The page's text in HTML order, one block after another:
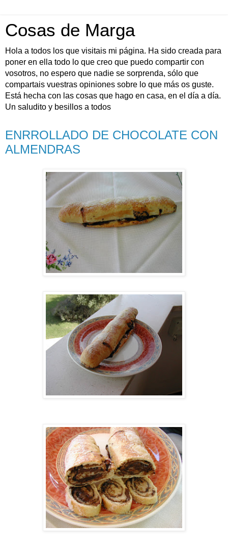
Cosas de Marga
Hola a todos los que visitais mi página. Ha sido creada para
poner en ella todo lo que creo que puedo compartir con
vosotros, no espero que nadie se sorprenda, sólo que
compartais vuestras opiniones sobre lo que más os guste.
Está hecha con las cosas que hago en casa, en el día a día.
Un saludito y besillos a todos
ENRROLLADO DE CHOCOLATE CON
ALMENDRAS